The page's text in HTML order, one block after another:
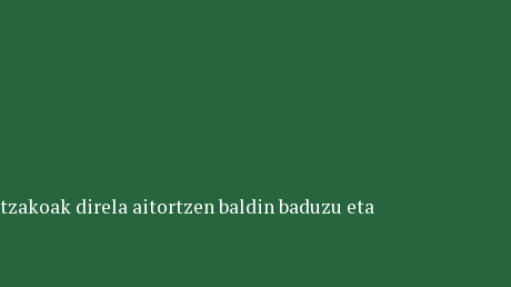
direla aitortzen baldin baduzu eta